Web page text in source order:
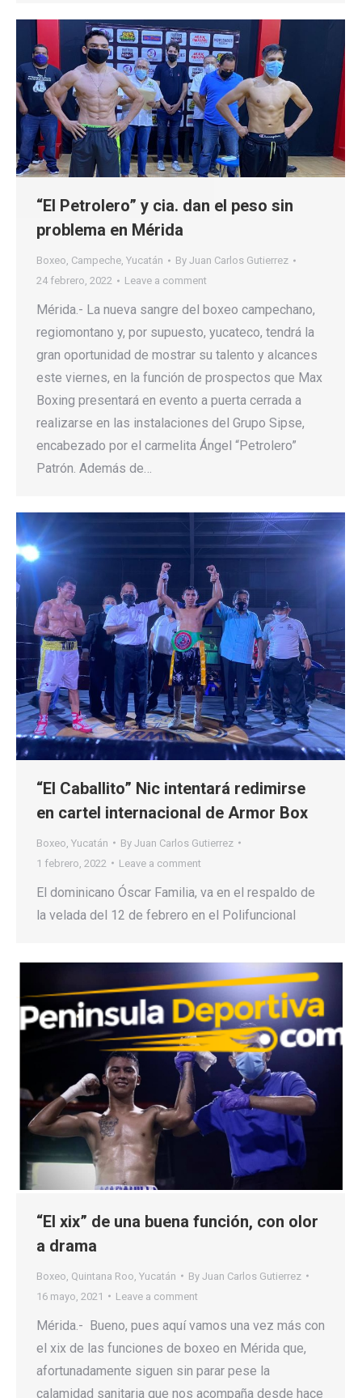
“El Petrolero” y cia. dan el peso sin
problema en Mérida
Boxeo, Campeche, Yucatán By Juan Carlos Gutierrez
24 febrero, 2022
Leave a comment
Mérida.- La nueva sangre del boxeo campechano,
regiomontano y, por supuesto, yucateco, tendrá la
gran oportunidad de mostrar su talento y alcances
este viernes, en la función de prospectos que Max
Boxing presentará en evento a puerta cerrada a
realizarse en las instalaciones del Grupo Sipse,
encabezado por el carmelita Ángel “Petrolero”
Patrón. Además de…
“El Caballito” Nic intentará redimirse
en cartel internacional de Armor Box
Boxeo Yucatán By Juan Carlos Gutierrez
1 febrero, 2022
Leave a comment
El dominicano Óscar Familia, va en el respaldo de
la velada del 12 de febrero en el Polifuncional
“El xix” de una buena función, con olor
a drama
Boxeo Quintana Roo Yucatán By Juan Carlos Gutierrez
16 mayo, 2021
Leave a comment
Mérida.- Bueno, pues aquí vamos una vez más con
el xix de las funciones de boxeo en Mérida que,
afortunadamente siguen sin parar pese la
calamidad sanitaria que nos acompaña desde hace